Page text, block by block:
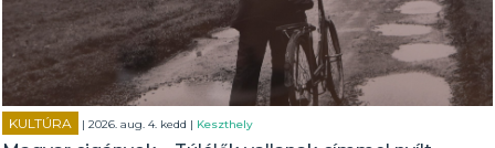
KULTÚRA | 2026. aug. 4. kedd | Keszthely